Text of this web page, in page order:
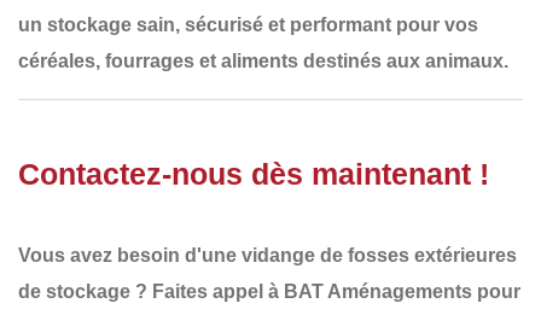
un stockage sain, sécurisé et performant pour vos
céréales, fourrages et aliments destinés aux animaux.
Contactez-nous dès maintenant !
Vous avez besoin d'une vidange de fosses extérieures
de stockage ? Faites appel à BAT Aménagements pour